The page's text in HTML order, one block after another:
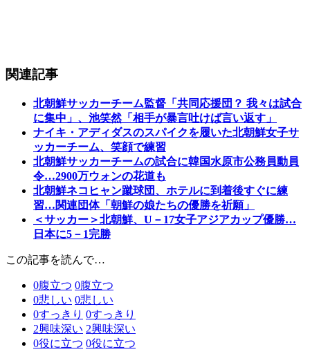
関連記事
北朝鮮サッカーチーム監督「共同応援団？ 我々は試合
に集中」、池笑然「相手が暴言吐けば言い返す」
ナイキ・アディダスのスパイクを履いた北朝鮮女子サ
ッカーチーム、笑顔で練習
北朝鮮サッカーチームの試合に韓国水原市公務員動員
令…2900万ウォンの花道も
北朝鮮ネコヒャン蹴球団、ホテルに到着後すぐに練
習…関連団体「朝鮮の娘たちの優勝を祈願」
＜サッカー＞北朝鮮、U－17女子アジアカップ優勝…
日本に5－1完勝
この記事を読んで…
0腹立つ 0腹立つ
0悲しい 0悲しい
0すっきり 0すっきり
2興味深い 2興味深い
0役に立つ 0役に立つ